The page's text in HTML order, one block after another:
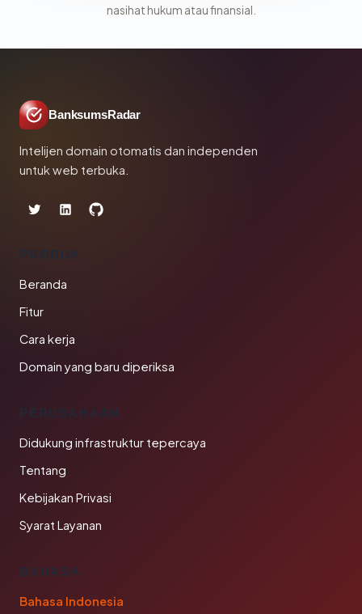
nasihat hukum atau finansial.
BanksumsRadar
Intelijen domain otomatis dan independen
untuk web terbuka.
PRODUK
Beranda
Fitur
Cara kerja
Domain yang baru diperiksa
PERUSAHAAN
Didukung infrastruktur tepercaya
Tentang
Kebijakan Privasi
Syarat Layanan
BAHASA
Bahasa Indonesia